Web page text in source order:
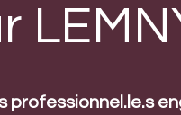
professionnel.le.s